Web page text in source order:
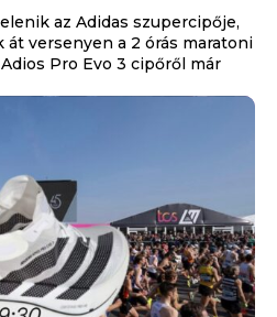
az Adidas szupercipője,
versenyen a 2 órás maratoni
Pro Evo 3 cipőről már